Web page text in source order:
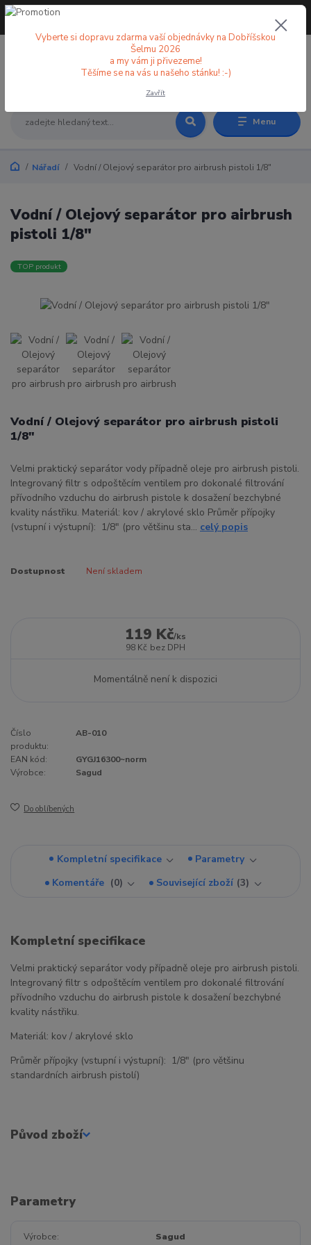
Menu
+420 773 998 582
Nářadí Vodní / Olejový separátor pro airbrush pistoli 1/8"
Vodní / Olejový separátor pro airbrush
pistoli 1/8"
TOP produkt
Vodní / Olejový separátor pro airbrush pistoli
1/8"
Velmi praktický separátor vody případně oleje pro airbrush pistoli.
Integrovaný filtr s odpoštěcím ventilem pro dokonalé filtrování
přívodního vzduchu do airbrush pistole k dosažení bezchybné
kvality nástřiku. Materiál: kov / akrylové sklo Průměr přípojky
(vstupní i výstupní): 1/8" (pro většinu sta... celý popis
Dostupnost Není skladem
119 Kč/ks
98 Kč bez DPH
Momentálně není k dispozici
Číslo
produktu:
AB-010
EAN kód:
GYGJ16300~norm
Výrobce:
Sagud
Do oblíbených
Kompletní specifikace
Parametry
Komentáře
0 Související zboží 3
Kompletní specifikace
Velmi praktický separátor vody případně oleje pro airbrush pistoli.
Integrovaný filtr s odpoštěcím ventilem pro dokonalé filtrování
přívodního vzduchu do airbrush pistole k dosažení bezchybné
kvality nástřiku.
Materiál: kov / akrylové sklo
Průměr přípojky (vstupní i výstupní): 1/8" (pro většinu
standardních airbrush pistolí)
Původ zboží
Parametry
Výrobce Sagud
Vyberte si dopravu zdarma vaší objednávky na Dobříšskou
Šelmu 2026
a my vám ji přivezeme!
Těšíme se na vás u našeho stánku! :-)
Zavřít